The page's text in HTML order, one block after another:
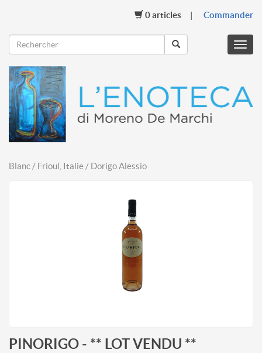
0articles Commander
Menu
Blanc / Frioul, Italie / Dorigo Alessio
PINORIGO - ** LOT VENDU **